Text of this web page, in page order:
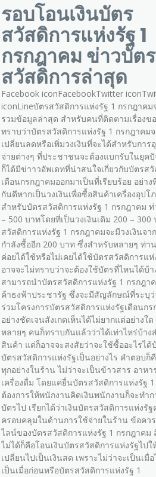
รอบโอนเงินบัตร
สวัสดิการแห่งรัฐ 1
กรกฎาคม ข่าวบัตร
สวัสดิการล่าสุด
Facebook iconFacebookTwitter
iconLineบัตรสวัสดิการแห่งรัฐ 1 กรกฎาคม
รวมข้อมูลล่าสุด สำหรับคนที่ติดตามเรื่องข
ทราบว่าบัตรสวัสดิการแห่งรัฐ 1 กรกฎาคม
เปลี่ยนลดหรือเพิ่มวงเงินที่จะได้สำหรับกา
จ่ายต่างๆ ที่ประชาชนจะต้องแบกรับในยุค
ก็ได้มีข่าาวอัพเดทที่น่าสนใจเกี่ยวกับบัตรส
เดือนกรกฎาคมออกมาเป็นที่เรียบร้อย อย่า
กันดีหากเป็นวงเงินเพื่อซื้อสินค้าเครื่องอุปโ
สำหรับบัตรสวัสดิการแห่งรัฐ 1 กรกฎาคม ท่
– 500 บาทโดยที่เป็นวงเงินเดิม 200 –
สวัสดิการแห่งรัฐ 1 กรกฎาคมจะมีวงเงินจา
กำลังซื้ออีก 200 บาท ซึ่งสำหรับหลายๆ ท่า
ค่อยได้ใช้หรือไม่เคยได้ใช้บัตรสวัสดิการแ
อาจจะไม่ทราบว่าจะต้องใช้บัตรที่ไหนได้บ้
สามารถนำบัตรสวัสดิการแห่งรัฐ 1 กรกฎา
ค้าธงฟ้าประชารัฐ ซึ่งจะมีสัญลักษณ์ที่ระบุว่
ร่วมโครงการบัตรสวัสดิการแห่งรัฐเดือนก
อย่างชัดเจนสังเกตเห็นได้ไม่ยากแต่อย่างใ
หลายๆ คนก็ทราบกันแล้วว่าได้เท่าไหร่บ้าง
สินค้า แต่ก็อาจจะสงสัยว่าจะใช้ซื้ออะไรได้
บัตรสวัสดิการแห่งรัฐเป็นอย่างไร คำตอบก็
ทุกอย่างในร้าน ไม่ว่าจะเป็นข้าวสาร อาห
เครื่องดื่ม โดยแค่ยื่นบัตรสวัสดิการแห่งรัฐ
ต้องการให้พนักงานคิดเงินพนักงานก็จะทำก
บัตรไป เรียกได้ว่าเงินบัตรสวัสดิการแห่งรั
ครอบคลุมในด้านการใช้จ่ายในร้าน ข้อคว
ไลน์ของบัตรสวัสดิการแห่งรัฐ 1 กรกฎาคม
ไม่ได้ก็คือโอนเงินบัตรสวัสดิการแห่งรัฐไป
เปลี่ยนไปเป็นเงินสด เพราะไม่ว่าจะเป็นเมื่
เป็นเมื่อก่อนหรือบัตรสวัสดิการแห่งรัฐ 1